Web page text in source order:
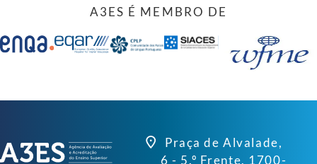
A3ES É MEMBRO DE
Praça de Alvalade,
6 - 5.º Frente, 1700-